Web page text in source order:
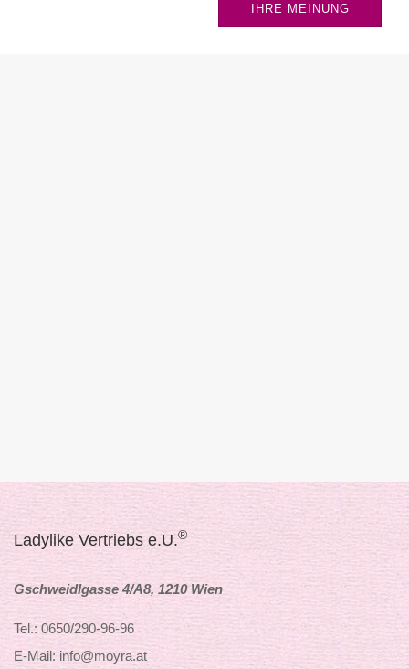
IHRE MEINUNG
Ladylike Vertriebs e.U.®
Gschweidlgasse 4/A8, 1210 Wien
Tel.: 0650/290-96-96
E-Mail: info@moyra.at